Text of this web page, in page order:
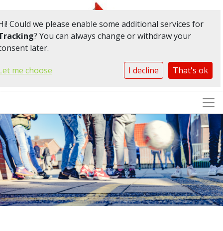
elkaar
Could we please enable some additional services for
? You can always change or withdraw your
later.
me choose I decline That's ok